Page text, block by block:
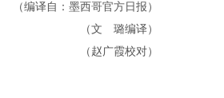
（编译自：墨西哥官方日报）
（文 璐编译）
（赵广霞校对）